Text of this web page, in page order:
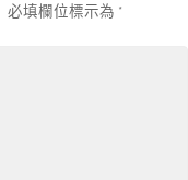
必填欄位標示為 *